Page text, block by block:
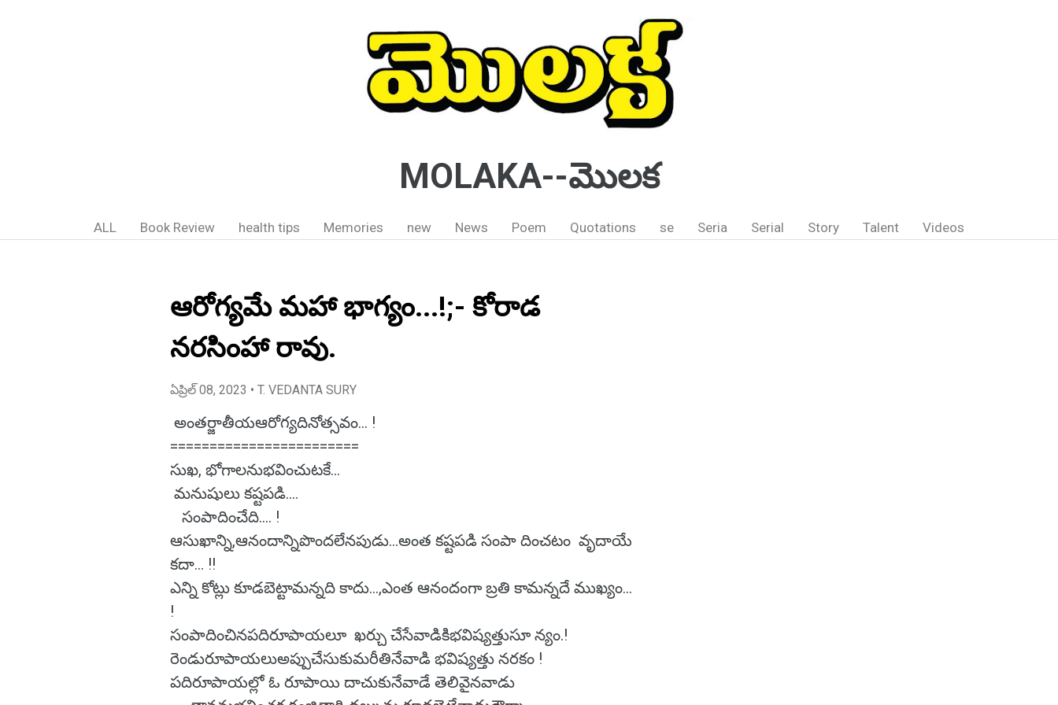
MOLAKA--మొలక
ALL Book Review health tips Memories new News Poem Quotations se Seria Serial Story Talent Videos
ఆరోగ్యమే మహా భాగ్యం...!;- కోరాడ
నరసింహా రావు.
ఏప్రిల్ 08, 2023 • T. VEDANTA SURY
అంతర్జాతీయఆరోగ్యదినోత్సవం... !
========================
సుఖ, భోగాలనుభవించుటకే...
మనుషులు కష్టపడి....
సంపాదించేది.... !
ఆసుఖాన్ని,ఆనందాన్నిపొందలేనపుడు...అంత కష్టపడి సంపా దించటం వృదాయే
కదా... !!
ఎన్ని కోట్లు కూడబెట్టామన్నది కాదు...,ఎంత ఆనందంగా బ్రతి కామన్నదే ముఖ్యం...
!
సంపాదించినపదిరూపాయలూ ఖర్చు చేసేవాడికిభవిష్యత్తుసూ న్యం.!
రెండురూపాయలుఅప్పుచేసుకుమరీతినేవాడి భవిష్యత్తు నరకం !
పదిరూపాయల్లో ఓ రూపాయి దాచుకునేవాడే తెలివైనవాడు